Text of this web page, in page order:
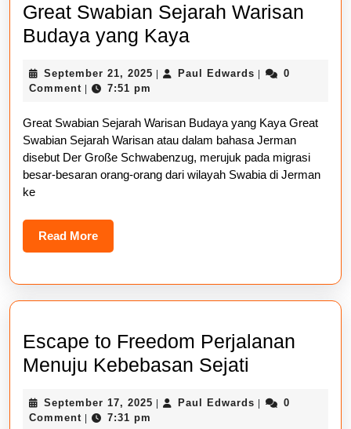
Great Swabian Sejarah Warisan
Budaya yang Kaya
Sejarah
Budaya
yang
Kaya
September 21, 2025 September
Paul Edwards Paul 0
Comment
7:51 pm
Great Swabian Sejarah Warisan Budaya yang Kaya Great
Swabian Sejarah Warisan atau dalam bahasa Jerman
disebut Der Große Schwabenzug, merujuk pada migrasi
besar-besaran orang-orang dari wilayah Swabia di Jerman
ke
Read MoreRead
More
Escape to Freedom Perjalanan
Menuju Kebebasan Sejati
Freedom
September 17, 2025 September
Paul Edwards Paul 0
Comment
7:31 pm